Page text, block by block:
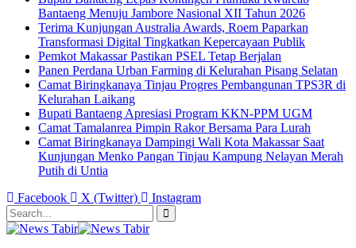
Bantaeng Menuju Jambore Nasional XII Tahun 2026
Terima Kunjungan Australia Awards, Roem Paparkan
Transformasi Digital Tingkatkan Kepercayaan Publik
Pemkot Makassar Pastikan PSEL Tetap Berjalan
Panen Perdana Urban Farming di Kelurahan Pisang Selatan
Camat Biringkanaya Tinjau Progres Pembangunan TPS3R di
Kelurahan Laikang
Bupati Bantaeng Apresiasi Program KKN-PPM UGM
Camat Tamalanrea Pimpin Rakor Bersama Para Lurah
Camat Biringkanaya Dampingi Wali Kota Makassar Saat
Kunjungan Menko Pangan Tinjau Kampung Nelayan Merah
Putih di Untia
Facebook
X (Twitter) Instagram